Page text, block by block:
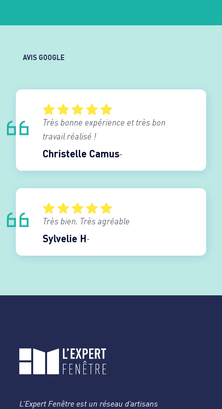
AVIS GOOGLE
Christelle Camus
Très bonne expérience et très bon
travail réalisé !
Sylvelie H
Très bien. Très agréable
L’Expert Fenêtre est un réseau d’artisans